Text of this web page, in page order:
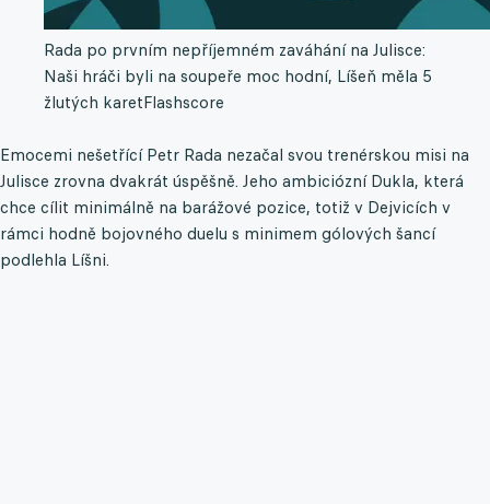
Rada po prvním nepříjemném zaváhání na Julisce:
Naši hráči byli na soupeře moc hodní, Líšeň měla 5
žlutých karetFlashscore
Emocemi nešetřící Petr Rada nezačal svou trenérskou misi na
Julisce zrovna dvakrát úspěšně. Jeho ambiciózní Dukla, která
chce cílit minimálně na barážové pozice, totiž v Dejvicích v
rámci hodně bojovného duelu s minimem gólových šancí
podlehla Líšni.